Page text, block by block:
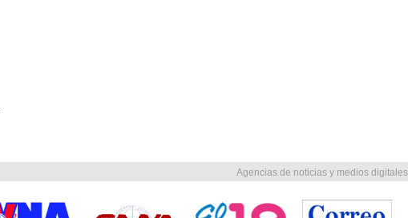
Agencias de noticias y medios digitales